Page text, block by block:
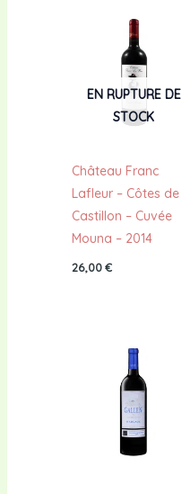
EN RUPTURE DE
STOCK
Château Franc
Lafleur – Côtes de
Castillon – Cuvée
Mouna – 2014
26,00€